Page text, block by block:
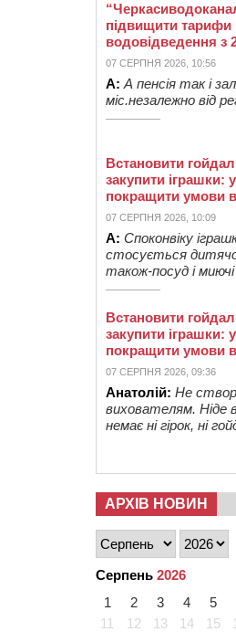
підвищити тарифи
водовідведення з
07 СЕРПНЯ 2026, 10:56
А: А пенсія так і
міс.незалежно від
Встановити
закупити іграшки:
покращити умови
07 СЕРПНЯ 2026, 10:09
А: Споконвіку
стосується
також-посуд і
Встановити
закупити іграшки:
покращити умови
07 СЕРПНЯ 2026, 09:36
Анатолій: Не
вихователям. Ніде
немає ні гірок, ні
АРХІВ НОВИН
Серпень 2026
1
2 3 4 5
11
12 13 14 15